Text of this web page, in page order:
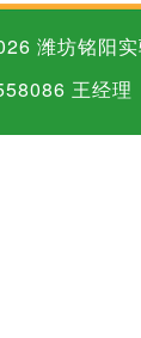
潍坊铭阳
王经